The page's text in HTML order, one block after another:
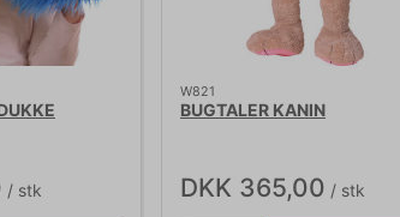
/ stk
W821
BUGTALER KANIN
DKK 365,00 / stk